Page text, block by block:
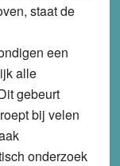
staat de
een
alle
gebeurt
bij velen
onderzoek